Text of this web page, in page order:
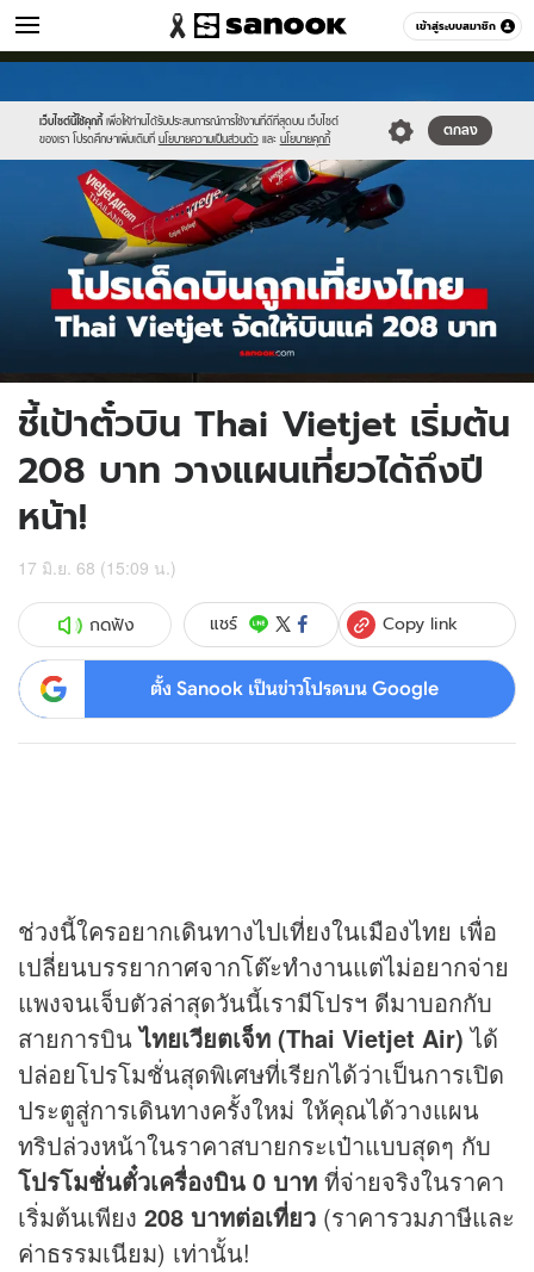
เข้าสู่ระบบสมาชิก
เที่ยว-กิน หมวดอื่นๆ
เว็บไซต์นี้ใช้คุกกี้ เพื่อให้ท่านได้รับประสบการณ์การใช้งานที่ดีที่สุดบน เว็บไซต์
ของเรา โปรดศึกษาเพิ่มเติมที่ นโยบายความเป็นส่วนตัว และ นโยบายคุกกี้
ตกลง
new-
sanook.png
0.jpg
ชี้เป้าตั๋วบิน Thai Vietjet เริ่มต้น
208 บาท วางแผนเที่ยวได้ถึงปี
หน้า!
17 มิ.ย. 68 (15:09 น.)
กดฟัง แชร์ Copy link
ตั้ง Sanook เป็นข่าวโปรดบน Google
ช่วงนี้ใครอยากเดินทางไปเที่ยงในเมืองไทย เพื่อ
เปลี่ยนบรรยากาศจากโต๊ะทำงานแต่ไม่อยากจ่าย
แพงจนเจ็บตัวล่าสุดวันนี้เรามีโปรฯ ดีมาบอกกับ
สายการบินไทยเวียตเจ็ท (Thai Vietjet Air)ได้
ปล่อยโปรโมชั่นสุดพิเศษที่เรียกได้ว่าเป็นการเปิด
ประตูสู่การเดินทางครั้งใหม่ ให้คุณได้วางแผน
ทริปล่วงหน้าในราคาสบายกระเป๋าแบบสุดๆ กับ
โปรโมชั่นตั๋วเครื่องบิน 0 บาท ที่จ่ายจริงในราคา
เริ่มต้นเพียง 208 บาทต่อเที่ยว (ราคารวมภาษีและ
ค่าธรรมเนียม) เท่านั้น!